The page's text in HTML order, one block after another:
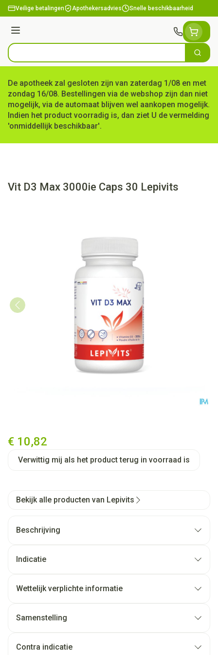
Ga naar de inhoud
Veilige betalingen Apothekersadvies Snelle beschikbaarheid
Menu
Product, merk, categorie... Zoek
De apotheek zal gesloten zijn van zaterdag 1/08 en met
zondag 16/08. Bestellingen via de webshop zijn dan niet
mogelijk, via de automaat blijven wel aankopen mogelijk.
Indien het product voorradig is, dan ziet U de vermelding
'onmiddellijk beschikbaar'.
Vit D3 Max 3000ie Caps 30 Lepivits
€ 10,82
Verwittig mij als het product terug in voorraad is
Bekijk alle producten van Lepivits
Beschrijving
Indicatie
Wettelijk verplichte informatie
Samenstelling
Contra indicatie